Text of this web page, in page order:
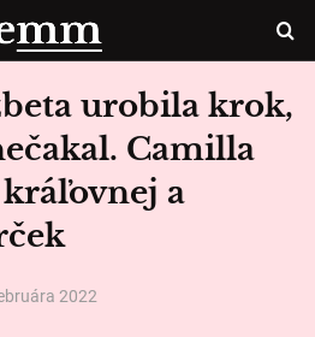
urobila krok,
Camilla
a
2022